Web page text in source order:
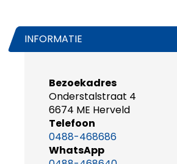
INFORMATIE
Bezoekadres
Onderstalstraat 4
6674 ME Herveld
Telefoon
0488-468686
WhatsApp